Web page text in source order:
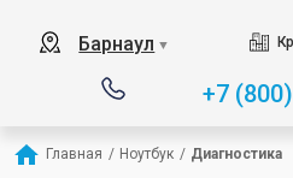
Барнаул ▼
+7
Главная / Ноутбук / Диагностика